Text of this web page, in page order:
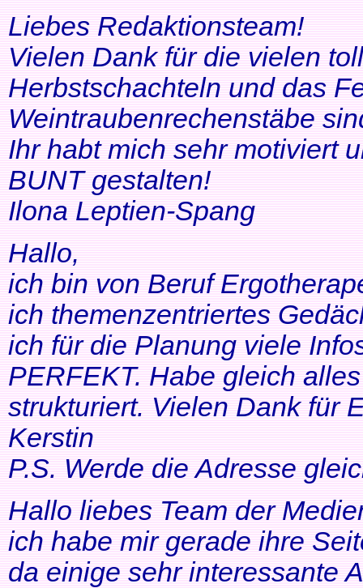
Liebes Redaktionsteam!
Vielen Dank für die vielen
Herbstschachteln und das
Weintraubenrechenstäbe
Ihr habt mich sehr motiviert
BUNT gestalten!
Ilona Leptien-Spang
Hallo,
ich bin von Beruf
ich themenzentriertes
ich für die Planung viele
PERFEKT. Habe gleich
strukturiert. Vielen Dank für
Kerstin
P.S. Werde die Adresse
Hallo liebes Team der
ich habe mir gerade ihre
da einige sehr interessante